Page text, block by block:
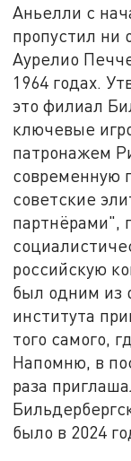
Аньелли с
пропустил ни
Аурелио
1964 годах.
это филиал
ключевые
патронажем
современную
советские
партнёрами",
российскую
был одним из
института
того самого,
Напомню, в
раза
было в 2024